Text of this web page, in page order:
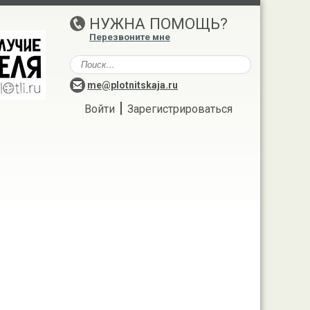
НУЖНА ПОМОЩЬ?
Перезвоните мне
me@plotnitskaja.ru
Войти | Зарегистрироваться